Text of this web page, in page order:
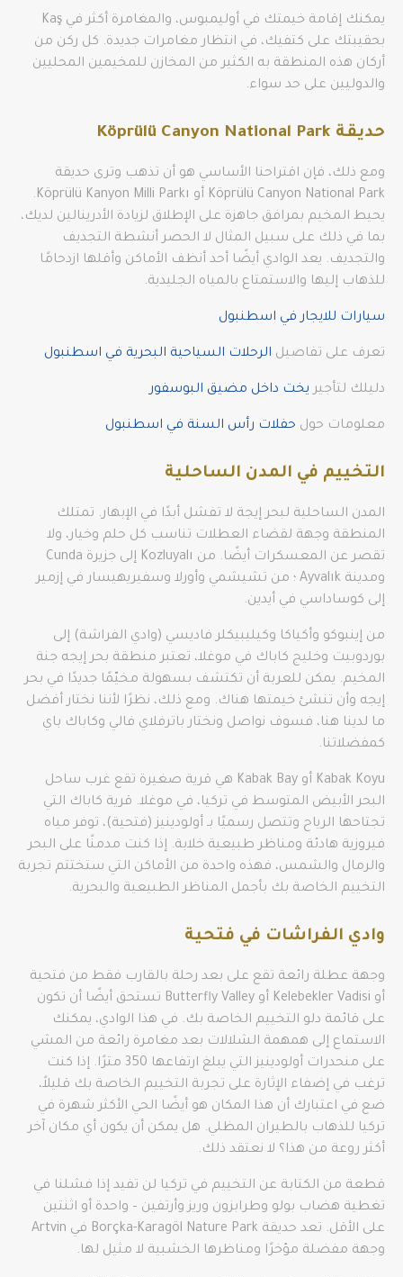
يمكنك إقامة خيمتك في أوليمبوس، والمغامرة أكثر في Kaş
بحقيبتك على كتفيك، في انتظار مغامرات جديدة. كل ركن من
أركان هذه المنطقة به الكثير من المخازن للمخيمين المحليين
والدوليين على حد سواء.
حديقة Köprülü Canyon National Park
ومع ذلك، فإن اقتراحنا الأساسي هو أن تذهب وترى حديقة
Köprülü Canyon National Park أو Köprülü Kanyon Milli Parkı.
يحيط المخيم بمرافق جاهزة على الإطلاق لزيادة الأدرينالين لديك،
بما في ذلك على سبيل المثال لا الحصر أنشطة التجديف
والتجديف. يعد الوادي أيضًا أحد أنظف الأماكن وأقلها ازدحامًا
للذهاب إليها والاستمتاع بالمياه الجليدية.
سيارات للايجار في اسطنبول
تعرف على تفاصيل الرحلات السياحية البحرية في اسطنبول
دليلك لتأجير يخت داخل مضيق البوسفور
معلومات حول حفلات رأس السنة في اسطنبول
التخييم في المدن الساحلية
المدن الساحلية لبحر إيجة لا تفشل أبدًا في الإبهار. تمتلك
المنطقة وجهة لقضاء العطلات تناسب كل حلم وخيار، ولا
تقصر عن المعسكرات أيضًا. من Kozluyalı إلى جزيرة Cunda
ومدينة Ayvalık ؛ من تشيشمي وأورلا وسفيريهيسار في إزمير
إلى كوساداسي في أيدين.
من إينبوكو وأكياكا وكيليبيكلر فاديسي (وادي الفراشة) إلى
بوردوبيت وخليج كاباك في موغلا، تعتبر منطقة بحر إيجه جنة
المخيم. يمكن للعربة أن تكتشف بسهولة مخيّمًا جديدًا في بحر
إيجه وأن تنشئ خيمتها هناك. ومع ذلك، نظرًا لأننا نختار أفضل
ما لدينا هنا، فسوف نواصل ونختار باترفلاي فالي وكاباك باي
كمفضلاتنا.
Kabak Koyu أو Kabak Bay هي قرية صغيرة تقع غرب ساحل
البحر الأبيض المتوسط في تركيا، في موغلا. قرية كاباك التي
تجتاحها الرياح وتتصل رسميًا بـ أولودينيز (فتحية)، توفر مياه
فيروزية هادئة ومناظر طبيعية خلابة. إذا كنت مدمنًا على البحر
والرمال والشمس، فهذه واحدة من الأماكن التي ستختتم تجربة
التخييم الخاصة بك بأجمل المناظر الطبيعية والبحرية.
وادي الفراشات في فتحية
وجهة عطلة رائعة تقع على بعد رحلة بالقارب فقط من فتحية
أو Kelebekler Vadisi أو Butterfly Valley تستحق أيضًا أن تكون
على قائمة دلو التخييم الخاصة بك. في هذا الوادي، يمكنك
الاستماع إلى همهمة الشلالات بعد مغامرة رائعة من المشي
على منحدرات أولودينيز التي يبلغ ارتفاعها 350 مترًا. إذا كنت
ترغب في إضفاء الإثارة على تجربة التخييم الخاصة بك قليلاً،
ضع في اعتبارك أن هذا المكان هو أيضًا الحي الأكثر شهرة في
تركيا للذهاب بالطيران المظلي. هل يمكن أن يكون أي مكان آخر
أكثر روعة من هذا؟ لا نعتقد ذلك.
قطعة من الكتابة عن التخييم في تركيا لن تفيد إذا فشلنا في
تغطية هضاب بولو وطرابزون وريز وأرتفين – واحدة أو اثنتين
على الأقل. تعد حديقة Borçka-Karagöl Nature Park في Artvin
وجهة مفضلة مؤخرًا ومناظرها الخشبية لا مثيل لها.